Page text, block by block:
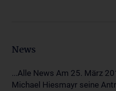
News
...Alle News Am 25. März
Michael Hiesmayr seine